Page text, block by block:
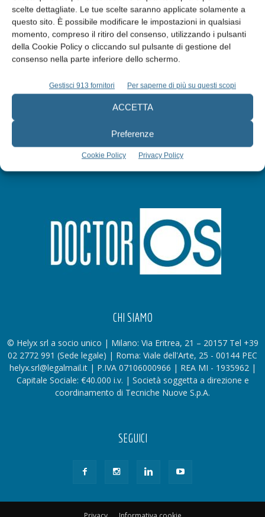
scelte dettagliate. Le tue scelte saranno applicate solamente a
questo sito. È possibile modificare le impostazioni in qualsiasi
momento, compreso il ritiro del consenso, utilizzando i pulsanti
della Cookie Policy o cliccando sul pulsante di gestione del
consenso nella parte inferiore dello schermo.
Gestisci 913 fornitori Per saperne di più su questi scopi
ACCETTA
Preferenze
Cookie Policy Privacy Policy
Edicola web
Abbonati
CHI SIAMO
© Helyx srl a socio unico | Milano: Via Eritrea, 21 – 20157 Tel +39
02 2772 991 (Sede legale) | Roma: Viale dell'Arte, 25 - 00144 PEC
helyx.srl@legalmail.it | P.IVA 07106000966 | REA MI - 1935962 |
Capitale Sociale: €40.000 i.v. | Società soggetta a direzione e
coordinamento di Tecniche Nuove S.p.A.
SEGUICI